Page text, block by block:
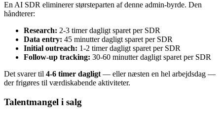
En AI SDR eliminerer størsteparten af denne admin-byrde. Den
håndterer:
Research: 2-3 timer dagligt sparet per SDR
Data entry: 45 minutter dagligt sparet per SDR
Initial outreach: 1-2 timer dagligt sparet per SDR
Follow-up tracking: 30-60 minutter dagligt sparet per SDR
Det svarer til 4-6 timer dagligt — eller næsten en hel arbejdsdag —
der frigøres til værdiskabende aktiviteter.
Talentmangel i salg